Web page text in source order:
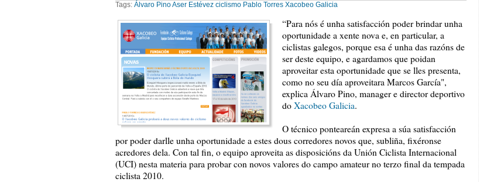
Tags: Álvaro PinoAser Estévez ciclismo Pablo Torres Xacobeo Galicia
“Para nós é unha satisfacción poder brindar unha
oportunidade a xente nova e, en particular, a
ciclistas galegos, porque esa é unha das razóns de
ser deste equipo, e agardamos que poidan
aproveitar esta oportunidade que se lles presenta,
como no seu día aproveitara Marcos García",
explica Álvaro Pino, manager e director deportivo
do Xacobeo Galicia.
O técnico ponteareán expresa a súa satisfacción
por poder darlle unha oportunidade a estes dous corredores novos que, subliña, fixéronse
acredores dela. Con tal fin, o equipo aproveita as disposicións da Unión Ciclista Internacional
(UCI) nesta materia para probar con novos valores do campo amateur no terzo final da tempada
ciclista 2010.